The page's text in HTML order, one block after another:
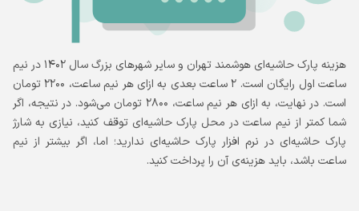
هزینه پارک حاشیه‌ای هوشمند تهران و سایر شهرهای بزرگ سال ۱۴۰۲ در نیم
ساعت اول رایگان است. ۲ ساعت بعدی به ازای هر نیم ساعت، ۲۲۰۰ تومان
است. در نهایت، به ازای هر نیم ساعت، ۲۸۰۰ تومان می‌شود. در نتیجه، اگر
شما کمتر از نیم ساعت در محل پارک حاشیه‌ای توقف کنید، نیازی به شارژ
پارک حاشیه‌ای در نرم افزار پارک حاشیه‌ای ندارید؛ اما، اگر بیشتر از نیم
ساعت باشد، باید هزینه‌ی آن را پرداخت کنید.